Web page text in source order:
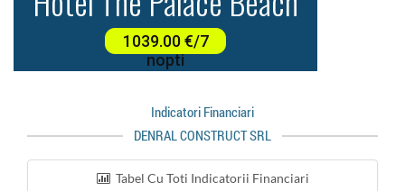
Indicatori Financiari
DENRAL CONSTRUCT SRL
Tabel Cu Toti Indicatorii Financiari